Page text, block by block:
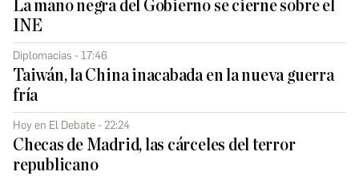
La mano negra del Gobierno se cierne sobre el
INE
Diplomacias - 17:46
Taiwán, la China inacabada en la nueva guerra
fría
Hoy en El Debate - 22:24
Checas de Madrid, las cárceles del terror
republicano